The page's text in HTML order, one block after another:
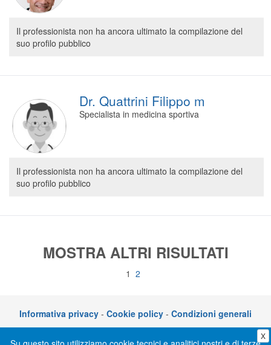
Il professionista non ha ancora ultimato la compilazione del
suo profilo pubblico
Dr. Quattrini Filippo m
Specialista in medicina sportiva
Il professionista non ha ancora ultimato la compilazione del
suo profilo pubblico
MOSTRA ALTRI RISULTATI
1 2
X
Informativa privacy - Cookie policy - Condizioni generali
CLICKDOC è un servizio di CGM Italia S.r.l. - P.I. 05014030729 – Via adriano